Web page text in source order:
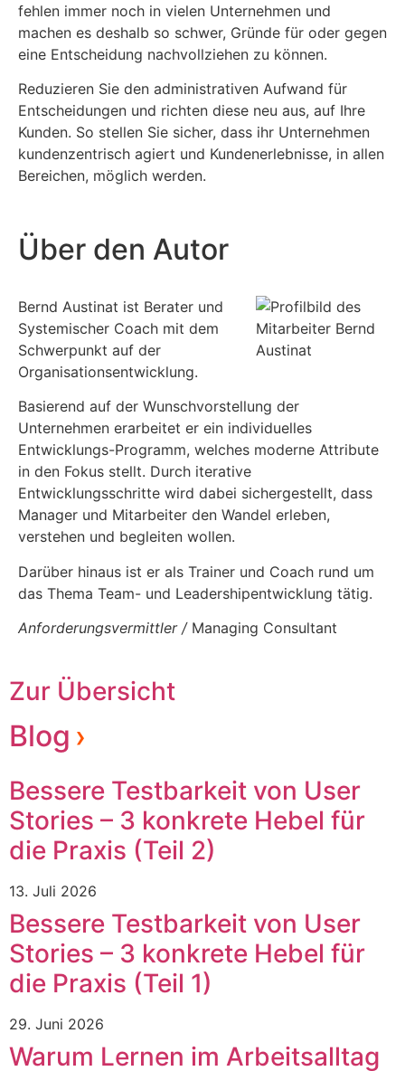
fehlen immer noch in vielen Unternehmen und
machen es deshalb so schwer, Gründe für oder gegen
eine Entscheidung nachvollziehen zu können.
Reduzieren Sie den administrativen Aufwand für
Entscheidungen und richten diese neu aus, auf Ihre
Kunden. So stellen Sie sicher, dass ihr Unternehmen
kundenzentrisch agiert und Kundenerlebnisse, in allen
Bereichen, möglich werden.
Über den Autor
Bernd Austinat ist Berater und
Systemischer Coach mit dem
Schwerpunkt auf der
Organisationsentwicklung.
Basierend auf der Wunschvorstellung der
Unternehmen erarbeitet er ein individuelles
Entwicklungs-Programm, welches moderne Attribute
in den Fokus stellt. Durch iterative
Entwicklungsschritte wird dabei sichergestellt, dass
Manager und Mitarbeiter den Wandel erleben,
verstehen und begleiten wollen.
Darüber hinaus ist er als Trainer und Coach rund um
das Thema Team- und Leadershipentwicklung tätig.
Anforderungsvermittler / Managing Consultant
Zur Übersicht
Blog
Bessere Testbarkeit von User
Stories – 3 konkrete Hebel für
die Praxis (Teil 2)
13. Juli 2026
Bessere Testbarkeit von User
Stories – 3 konkrete Hebel für
die Praxis (Teil 1)
29. Juni 2026
Warum Lernen im Arbeitsalltag